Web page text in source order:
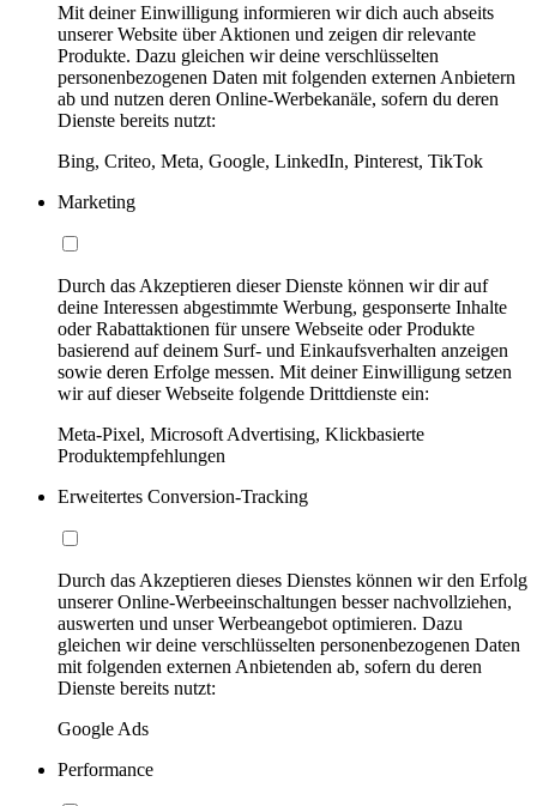
Mit deiner Einwilligung informieren wir dich auch abseits
unserer Website über Aktionen und zeigen dir relevante
Produkte. Dazu gleichen wir deine verschlüsselten
personenbezogenen Daten mit folgenden externen Anbietern
ab und nutzen deren Online-Werbekanäle, sofern du deren
Dienste bereits nutzt:
Bing, Criteo, Meta, Google, LinkedIn, Pinterest, TikTok
Marketing
Durch das Akzeptieren dieser Dienste können wir dir auf
deine Interessen abgestimmte Werbung, gesponserte Inhalte
oder Rabattaktionen für unsere Webseite oder Produkte
basierend auf deinem Surf- und Einkaufsverhalten anzeigen
sowie deren Erfolge messen. Mit deiner Einwilligung setzen
wir auf dieser Webseite folgende Drittdienste ein:
Meta-Pixel, Microsoft Advertising, Klickbasierte
Produktempfehlungen
Erweitertes Conversion-Tracking
Durch das Akzeptieren dieses Dienstes können wir den Erfolg
unserer Online-Werbeeinschaltungen besser nachvollziehen,
auswerten und unser Werbeangebot optimieren. Dazu
gleichen wir deine verschlüsselten personenbezogenen Daten
mit folgenden externen Anbietenden ab, sofern du deren
Dienste bereits nutzt:
Google Ads
Performance